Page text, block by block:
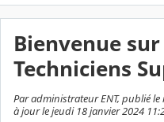
Bienvenue
Techniciens
Par administrateur ENT, publié
à jour le jeudi 18 janvier 2024